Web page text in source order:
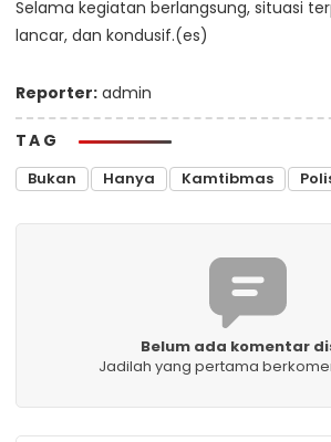
Selama kegiatan berlangsung, situasi
lancar, dan kondusif.(es)
Reporter: admin
TAG
Bukan Hanya Kamtibmas
Belum ada komentar
Jadilah yang pertama